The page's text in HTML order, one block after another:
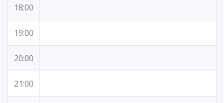
18:00
19:00
20:00
21:00